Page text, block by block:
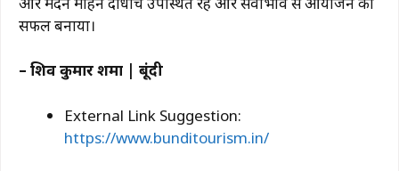
सफल बनाया।
– शिव कुमार शर्मा | बूंदी
External Link Suggestion:
https://www.bunditourism.in/